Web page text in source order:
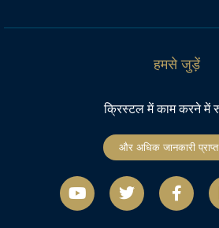
हमसे जुड़ें
क्रिस्टल में काम करने में
और अधिक जानकारी
यू
ट्यू
ब
ट्वि
ट
र
फे
स
बु